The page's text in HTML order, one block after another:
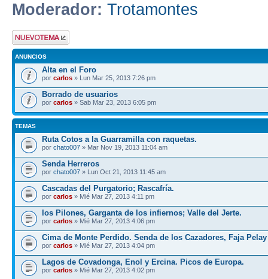
Moderador: Trotamontes
Publicar un nuevo
tema
ANUNCIOS
Alta en el Foro
por carlos » Lun Mar 25, 2013 7:26 pm
Borrado de usuarios
por carlos » Sab Mar 23, 2013 6:05 pm
TEMAS
Ruta Cotos a la Guarramilla con raquetas.
por chato007 » Mar Nov 19, 2013 11:04 am
Senda Herreros
por chato007 » Lun Oct 21, 2013 11:45 am
Cascadas del Purgatorio; Rascafría.
por carlos » Mié Mar 27, 2013 4:11 pm
los Pilones, Garganta de los infiernos; Valle del Jerte.
por carlos » Mié Mar 27, 2013 4:06 pm
Cima de Monte Perdido. Senda de los Cazadores, Faja Pelay
por carlos » Mié Mar 27, 2013 4:04 pm
Lagos de Covadonga, Enol y Ercina. Picos de Europa.
por carlos » Mié Mar 27, 2013 4:02 pm